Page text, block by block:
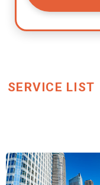
SERVICE LIST